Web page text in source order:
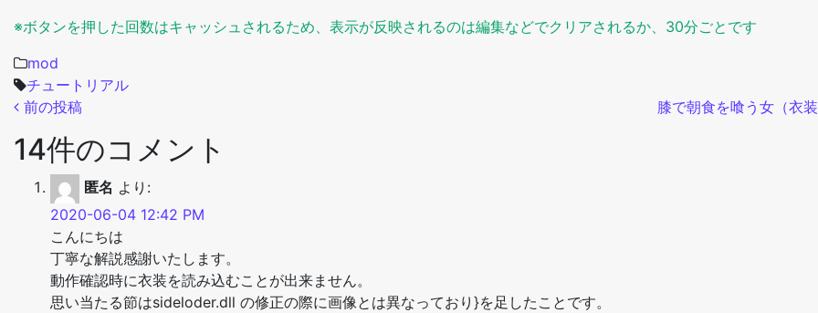
※ボタンを押した回数はキャッシュされるため、表示が反映されるのは編集などでクリアされるか、30分ごとです
mod
チュートリアル
投稿ナビゲーション
前の投稿 膝で朝食を喰う女（衣
14件のコメント
匿名 より:
2020-06-04 12:42 PM
こんにちは
丁寧な解説感謝いたします。
動作確認時に衣装を読み込むことが出来ません。
思い当たる節はsideloder.dll の修正の際に画像とは異なっており}を足したことです。